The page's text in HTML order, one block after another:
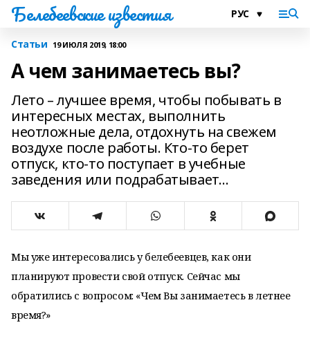
Белебеевские известия
Статьи 19 ИЮЛЯ 2019, 18:00
А чем занимаетесь вы?
Лето – лучшее время, чтобы побывать в
интересных местах, выполнить
неотложные дела, отдохнуть на свежем
воздухе после работы. Кто-то берет
отпуск, кто-то поступает в учебные
заведения или подрабатывает…
Мы уже интересовались у белебеевцев, как они
планируют провести свой отпуск. Сейчас мы
обратились с вопросом: «Чем Вы занимаетесь в летнее
время?»